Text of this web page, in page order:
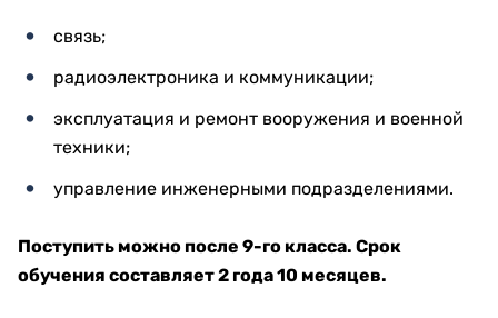
связь;
радиоэлектроника и коммуникации;
эксплуатация и ремонт вооружения и военной
техники;
управление инженерными подразделениями.
Поступить можно после 9-го класса. Срок
обучения составляет 2 года 10 месяцев.